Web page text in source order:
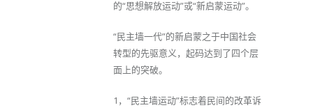
的“思想解放运动”或“新启蒙运动”。
“民主墙一代”的新启蒙之于中国社会
转型的先驱意义，起码达到了四个层
面上的突破。
1，“民主墙运动”标志着民间的改革诉